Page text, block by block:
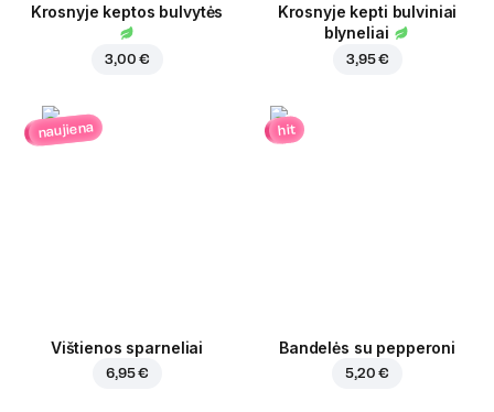
Krosnyje keptos bulvytės
3,00 €
Krosnyje kepti bulviniai
blyneliai
3,95 €
naujiena
Vištienos sparneliai
6,95 €
hit
Bandelės su pepperoni
5,20 €